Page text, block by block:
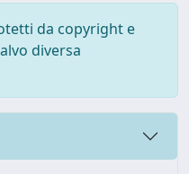
da copyright e
diversa